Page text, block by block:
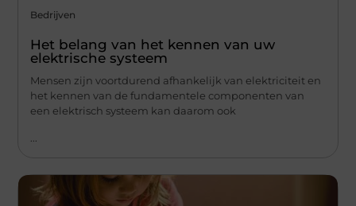
Bedrijven
Het belang van het kennen van uw
elektrische systeem
Mensen zijn voortdurend afhankelijk van elektriciteit en
het kennen van de fundamentele componenten van
een elektrisch systeem kan daarom ook